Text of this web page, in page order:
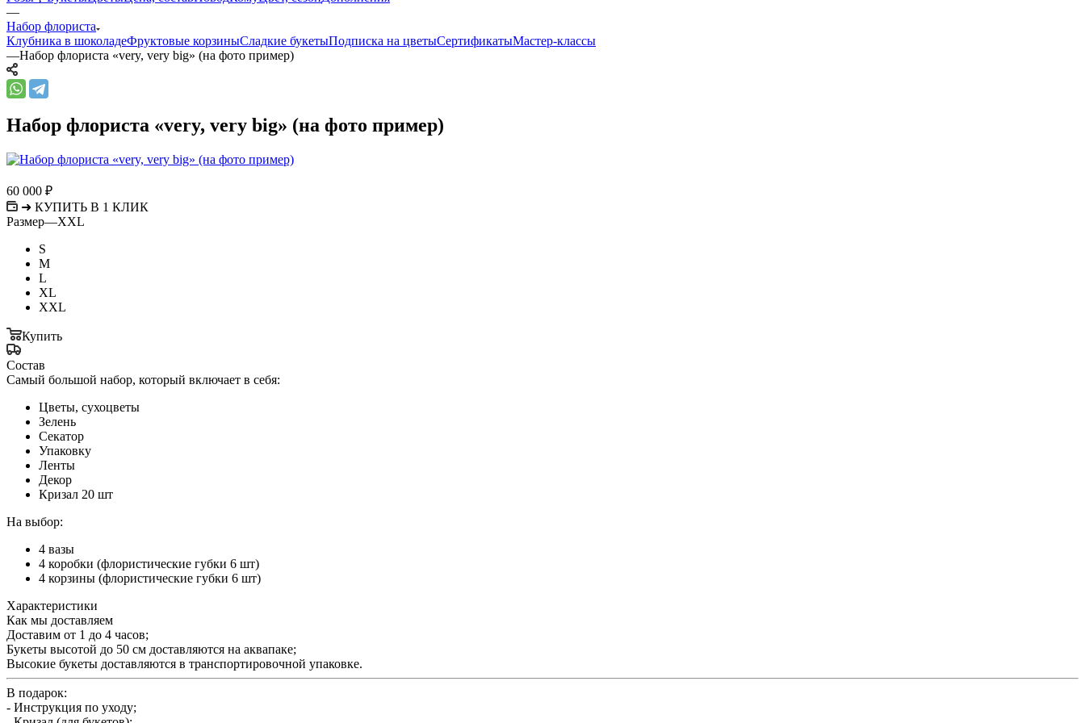
—
Набор флориста
Клубника в шоколадеФруктовые корзиныСладкие букетыПодписка на цветыСертификатыМастер-классы
—Набор флориста «very, very big» (на фото пример)
Набор флориста «very, very big» (на фото пример)
60 000 ₽
➜ КУПИТЬ В 1 КЛИК
Размер—XXL
S
M
L
XL
XXL
Купить
Состав
Самый большой набор, который включает в себя:
Цветы, сухоцветы
Зелень
Секатор
Упаковку
Ленты
Декор
Кризал 20 шт
На выбор:
4 вазы
4 коробки (флористические губки 6 шт)
4 корзины (флористические губки 6 шт)
Характеристики
Как мы доставляем
Доставим от 1 до 4 часов;
Букеты высотой до 50 см доставляются на аквапаке;
Высокие букеты доставляются в транспортировочной упаковке.
В подарок:
- Инструкция по уходу;